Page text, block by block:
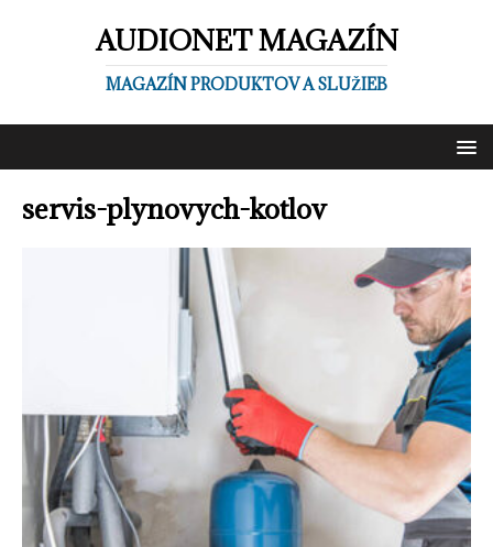
AUDIONET MAGAZÍN
MAGAZÍN PRODUKTOV A SLUŽIEB
servis-plynovych-kotlov